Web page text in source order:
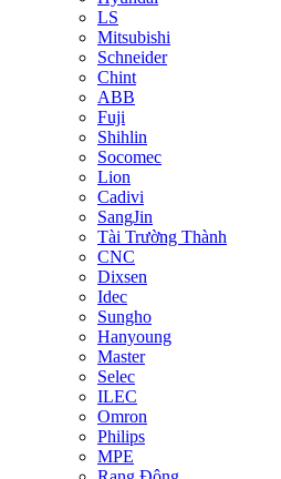
LS
Mitsubishi
Schneider
Chint
ABB
Fuji
Shihlin
Socomec
Lion
Cadivi
SangJin
Tài Trường Thành
CNC
Dixsen
Idec
Sungho
Hanyoung
Master
Selec
ILEC
Omron
Philips
MPE